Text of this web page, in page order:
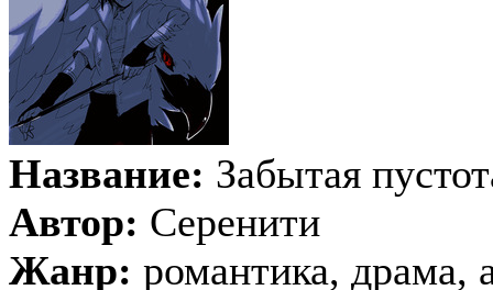
Название: Забытая
Автор: Серенити
Жанр: романтика, драма,